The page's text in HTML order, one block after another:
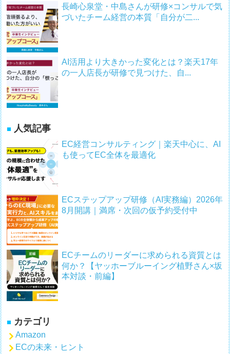
長崎心泉堂・中島さんが研修×コンサルで気
づいたチーム経営の本質「自分が二...
AI活用より大きかった変化とは？楽天17年
の一人店長が研修で見つけた、自...
人気記事
EC経営コンサルティング｜楽天中心に、AI
も使ってEC全体を最適化
ECステップアップ研修（AI実務編）2026年
8月開講｜満席・次回の仮予約受付中
ECチームのリーダーに求められる資質とは
何か？【ヤッホーブルーイング植野さん×坂
本対談・前編】
カテゴリ
Amazon
ECの未来・ヒント